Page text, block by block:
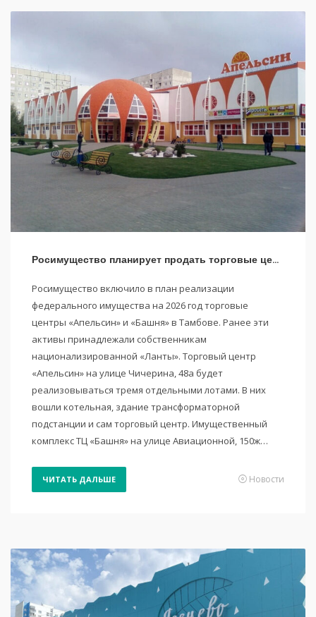
Росимущество планирует продать торговые центры «Апельсин» и «Башня» в Тамбове
Росимущество включило в план реализации
федерального имущества на 2026 год торговые
центры «Апельсин» и «Башня» в Тамбове. Ранее эти
активы принадлежали собственникам
национализированной «Ланты». Торговый центр
«Апельсин» на улице Чичерина, 48а будет
реализовываться тремя отдельными лотами. В них
вошли котельная, здание трансформаторной
подстанции и сам торговый центр. Имущественный
комплекс ТЦ «Башня» на улице Авиационной, 150ж…
ЧИТАТЬ ДАЛЬШЕ Новости